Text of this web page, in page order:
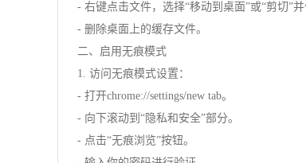
- 右键点击文件，选择“移动到桌面”或“剪切”并
- 删除桌面上的缓存文件。
二、启用无痕模式
1. 访问无痕模式设置：
- 打开chrome://settings/new tab。
- 向下滚动到“隐私和安全”部分。
- 点击“无痕浏览”按钮。